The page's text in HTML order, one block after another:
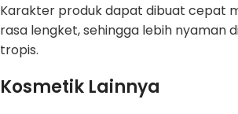
Karakter produk dapat dibuat cepat
rasa lengket, sehingga lebih nyaman
tropis.
Kosmetik Lainnya